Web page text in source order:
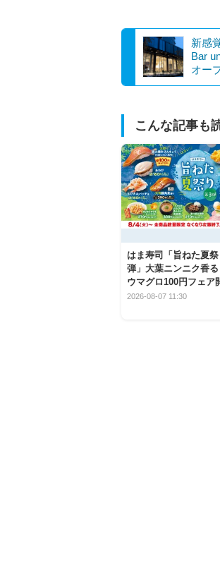
新感
Bar
オー
こんな記事も
はま寿司「旨ねた夏
弾」大葉ニンニク香る
ウマグロ100円フェア
2026-08-07 11:30